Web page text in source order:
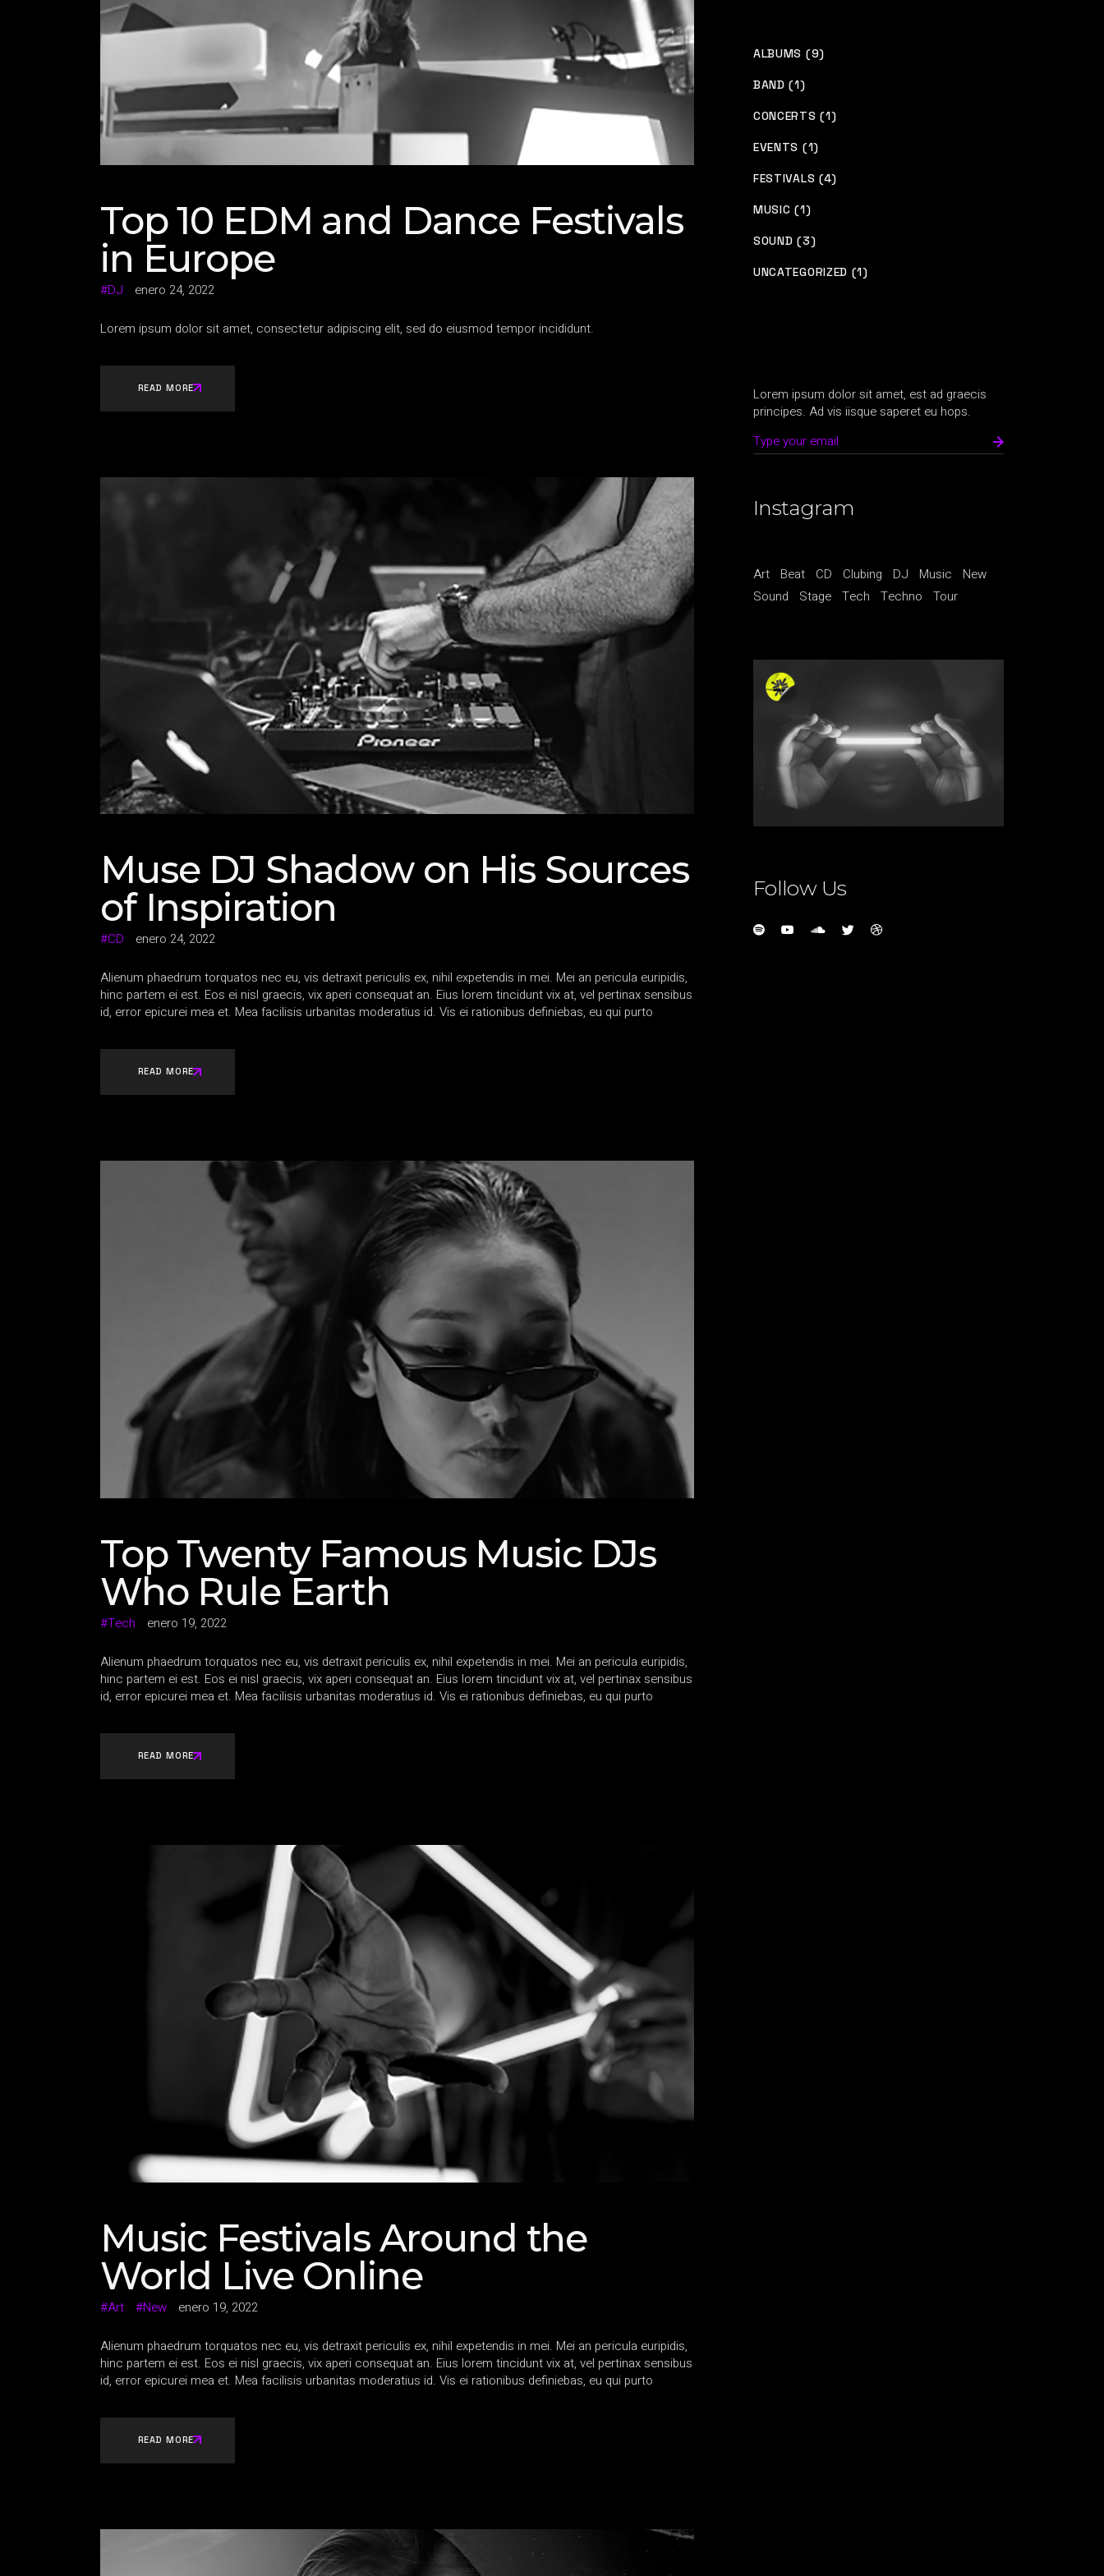
Top 10 EDM and Dance Festivals
in Europe
DJ enero 24, 2022
Lorem ipsum dolor sit amet, consectetur adipiscing elit, sed do eiusmod tempor incididunt.
READ MORE
Muse DJ Shadow on His Sources
of Inspiration
CD enero 24, 2022
Alienum phaedrum torquatos nec eu, vis detraxit periculis ex, nihil expetendis in mei. Mei an pericula euripidis,
hinc partem ei est. Eos ei nisl graecis, vix aperi consequat an. Eius lorem tincidunt vix at, vel pertinax sensibus
id, error epicurei mea et. Mea facilisis urbanitas moderatius id. Vis ei rationibus definiebas, eu qui purto
READ MORE
Top Twenty Famous Music DJs
Who Rule Earth
Tech enero 19, 2022
Alienum phaedrum torquatos nec eu, vis detraxit periculis ex, nihil expetendis in mei. Mei an pericula euripidis,
hinc partem ei est. Eos ei nisl graecis, vix aperi consequat an. Eius lorem tincidunt vix at, vel pertinax sensibus
id, error epicurei mea et. Mea facilisis urbanitas moderatius id. Vis ei rationibus definiebas, eu qui purto
READ MORE
Music Festivals Around the
World Live Online
Art New enero 19, 2022
Alienum phaedrum torquatos nec eu, vis detraxit periculis ex, nihil expetendis in mei. Mei an pericula euripidis,
hinc partem ei est. Eos ei nisl graecis, vix aperi consequat an. Eius lorem tincidunt vix at, vel pertinax sensibus
id, error epicurei mea et. Mea facilisis urbanitas moderatius id. Vis ei rationibus definiebas, eu qui purto
READ MORE
ALBUMS (9)
BAND (1)
CONCERTS (1)
EVENTS (1)
FESTIVALS (4)
MUSIC (1)
SOUND (3)
UNCATEGORIZED (1)
Lorem ipsum dolor sit amet, est ad graecis
principes. Ad vis iisque saperet eu hops.
Instagram
Art Beat CD Clubing DJ Music
New
Sound
Stage Tech Techno Tour
Follow Us